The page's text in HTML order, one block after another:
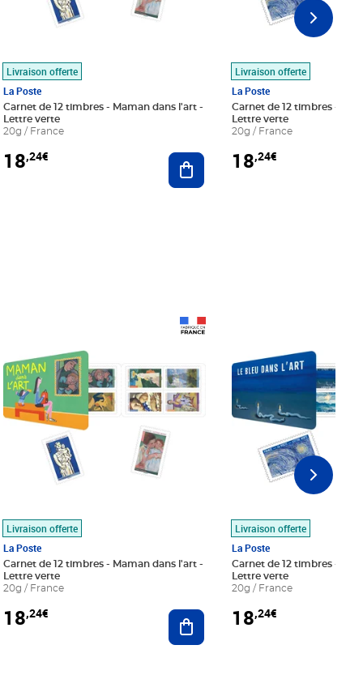
au panier
Livraison offerte
La Poste
Carnet de 12 timbres - Maman dans l'art -
Lettre verte
20g / France
18,24€ Ajouter au panier
Livraison offerte
La Poste
Carnet de 12 timbres - Le
Lettre verte
20g / France
18,24€
au panier
Livraison offerte
La Poste
Carnet de 12 timbres - Maman dans l'art -
Lettre verte
20g / France
18,24€ Ajouter au panier
Livraison offerte
La Poste
Carnet de 12 timbres - Le
Lettre verte
20g / France
18,24€